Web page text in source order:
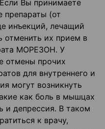
Вы принимаете
препараты (от
инъекций, лечащий
отменить их прием в
МОРЕЗОН. У
отмены прочих
для внутреннего и
могут возникнуть
как боль в мышцах
и депрессия. В таком
к врачу,